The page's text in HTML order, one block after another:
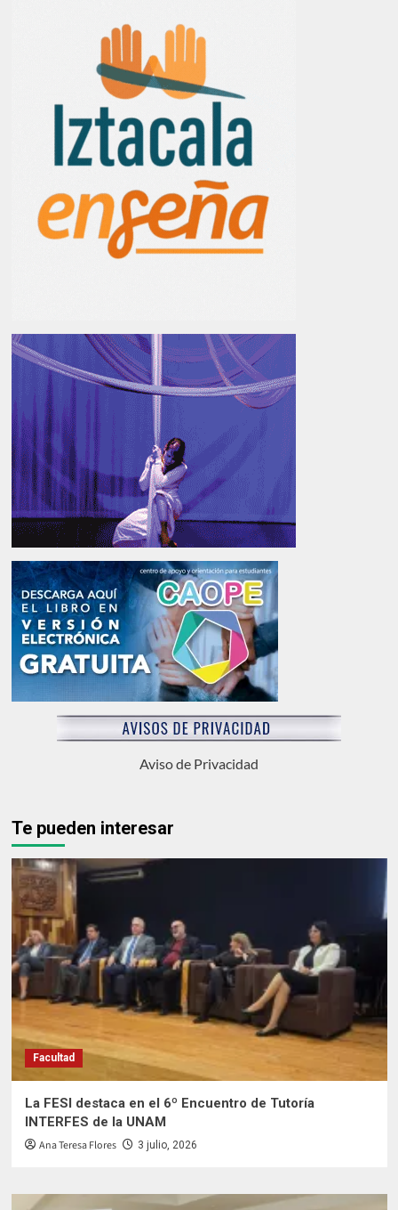
Aviso de Privacidad
Te pueden interesar
Facultad
La FESI destaca en el 6º Encuentro de Tutoría
INTERFES de la UNAM
Ana Teresa Flores 3 julio, 2026